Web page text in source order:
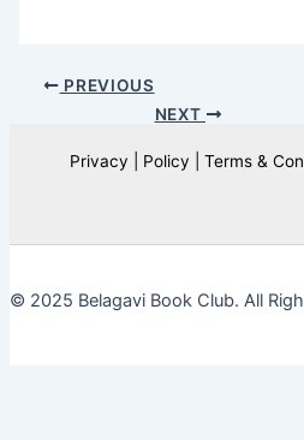
PREVIOUS
NEXT
Privacy | Policy | Terms &
© 2025 Belagavi Book Club. All